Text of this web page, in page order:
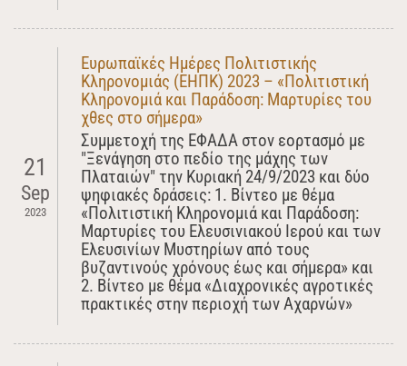
21
Sep
2023
Ευρωπαϊκές Ημέρες Πολιτιστικής
Κληρονομιάς (ΕΗΠΚ) 2023 – «Πολιτιστική
Κληρονομιά και Παράδοση: Μαρτυρίες του
χθες στο σήμερα»
Συμμετοχή της ΕΦΑΔΑ στον εορτασμό με
"Ξενάγηση στο πεδίο της μάχης των
Πλαταιών" την Κυριακή 24/9/2023 και δύο
ψηφιακές δράσεις: 1. Βίντεο με θέμα
«Πολιτιστική Κληρονομιά και Παράδοση:
Μαρτυρίες του Ελευσινιακού Ιερού και των
Ελευσινίων Μυστηρίων από τους
βυζαντινούς χρόνους έως και σήμερα» και
2. Βίντεο με θέμα «Διαχρονικές αγροτικές
πρακτικές στην περιοχή των Αχαρνών»